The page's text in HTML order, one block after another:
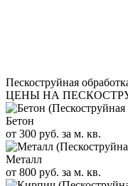
Пескоструйная
ЦЕНЫ НА
Бетон
от 300 руб. за м. кв.
Металл
от 800 руб. за м. кв.